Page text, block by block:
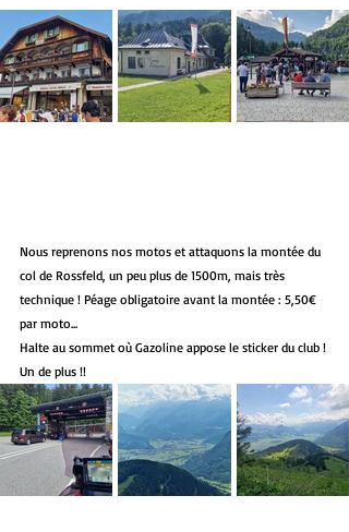
Nous reprenons nos motos et attaquons la montée du
col de Rossfeld, un peu plus de 1500m, mais très
technique ! Péage obligatoire avant la montée : 5,50€
par moto...
Halte au sommet où Gazoline appose le sticker du club !
Un de plus !!